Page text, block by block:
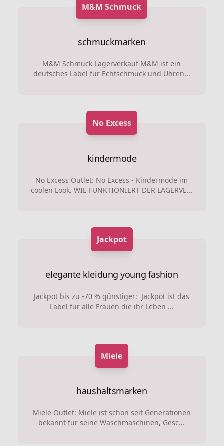
M&M Schmuck
schmuckmarken
M&M Schmuck Lagerverkauf M&M ist ein
deutsches Label für Echtschmuck und Uhren...
No Excess
kindermode
No Excess Outlet: No Excess - Kindermode im
coolen Look. WIE FUNKTIONIERT DER LAGERVE...
Jackpot
elegante kleidung young fashion
Jackpot bis zu -70 % günstiger: Jackpot ist das
Label für alle Frauen die ihr Leben ...
Miele
haushaltsmarken
Miele Outlet: Miele ist schon seit Generationen
bekannt für seine Waschmaschinen, Gesc...